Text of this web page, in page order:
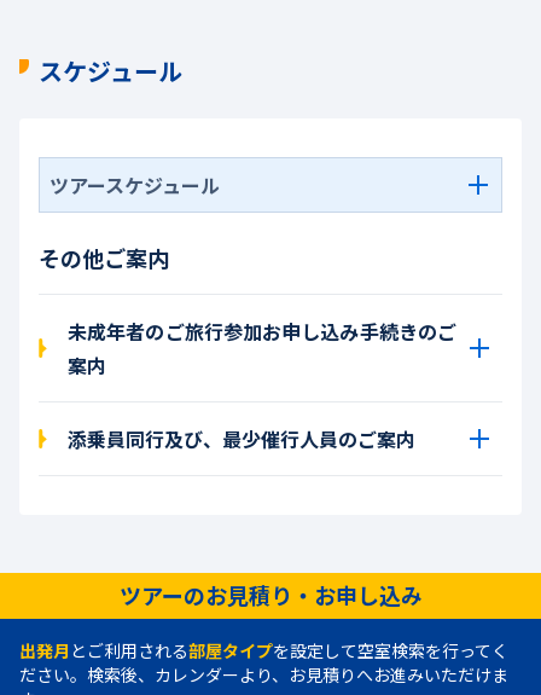
スケジュール
ツアースケジュール
その他ご案内
未成年者のご旅行参加お申し込み手続きのご
案内
添乗員同行及び、最少催行人員のご案内
ツアーのお見積り・お申し込み
出発月 とご利用される部屋タイプを設定して空室検索を行ってく
ださい。検索後、カレンダーより、お見積りへお進みいただけま